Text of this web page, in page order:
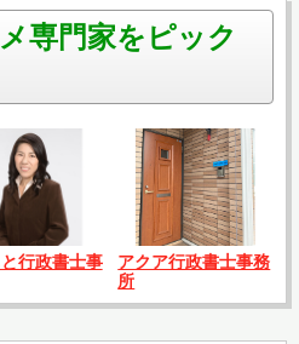
専門家をピック
行政書士事
アクア行政書士事務
所